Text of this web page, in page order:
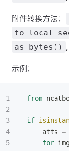
附件转换方法：
as_bytes() ,
示例：
from
if
    atts
=
    for
img